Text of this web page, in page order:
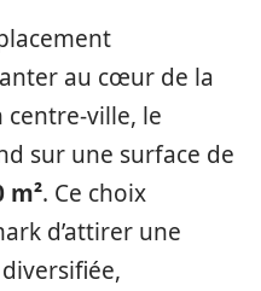
au cœur de la
centre-ville, le
sur une surface de
m². Ce choix
d’attirer une